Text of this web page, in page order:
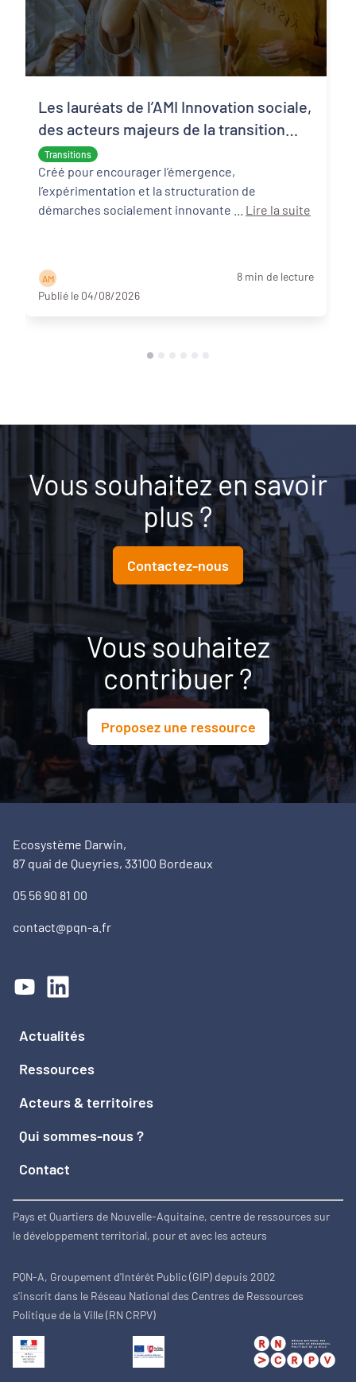
Transitions
Les lauréats de l’AMI Innovation sociale,
des acteurs majeurs de la transition
écologique et sociale
Créé pour encourager l’émergence,
l’expérimentation et la structuration de
Lire la suite
A M
8 min de lecture
Publié le 04/08/2026
Vous souhaitez en savoir
plus ?
Contactez-nous
Vous souhaitez
contribuer ?
Proposez une ressource
Ecosystème Darwin,
87 quai de Queyries, 33100 Bordeaux
05 56 90 81 00
contact@pqn-a.fr
Actualités
Ressources
Acteurs & territoires
Qui sommes-nous ?
Contact
Pays et Quartiers de Nouvelle-Aquitaine, centre de ressources sur
le développement territorial, pour et avec les acteurs
PQN-A, Groupement d'Intérêt Public (GIP) depuis 2002
s'inscrit dans le Réseau National des Centres de Ressources
Politique de la Ville (RN CRPV)